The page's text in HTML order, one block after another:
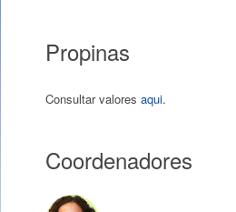
Propinas
Consultar valores aqui.
Coordenadores